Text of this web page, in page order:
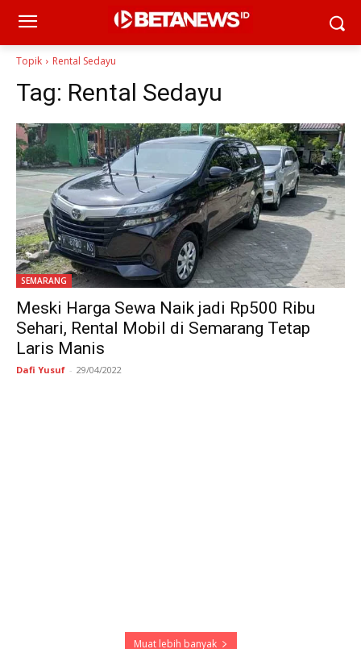
Topik Rental Sedayu
Tag: Rental Sedayu
SEMARANG
Meski Harga Sewa Naik jadi Rp500 Ribu
Sehari, Rental Mobil di Semarang Tetap
Laris Manis
Dafi Yusuf - 29/04/2022
Muat lebih banyak